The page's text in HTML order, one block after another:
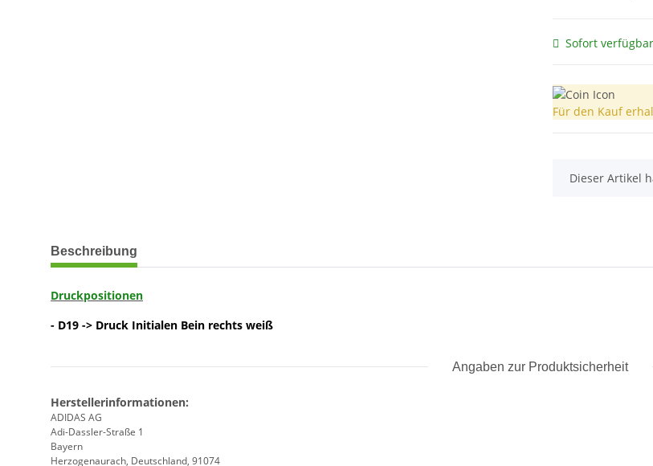
Sofort verfügbar
Für den Kauf
x
Dieser Artikel
weitere Registerkarten anzeigen
Beschreibung
Druckpositionen
- D19 -> Druck Initialen Bein rechts weiß
Angaben zur Produktsicherheit
Herstellerinformationen:
ADIDAS AG
Adi-Dassler-Straße 1
Bayern
Herzogenaurach, Deutschland, 91074